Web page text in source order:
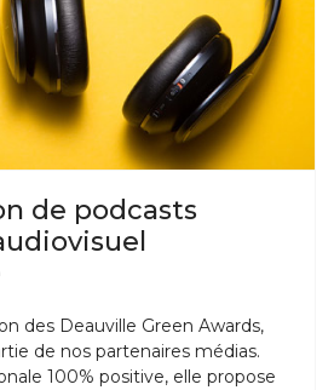
de podcasts
des Deauville Green Awards,
de nos partenaires médias.
100% positive, elle propose